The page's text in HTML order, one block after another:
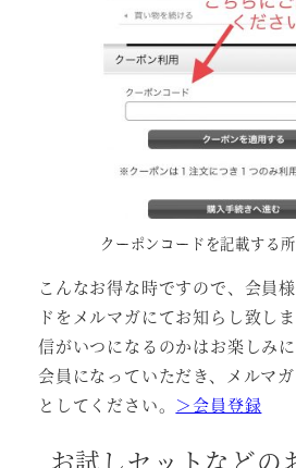
クーポンコードを記載する所
こんなお得な時ですので、会員
ドをメルマガにてお知らし致し
信がいつになるのかはお楽しみ
会員になっていただき、メルマ
としてください。 ＞会員登録
お試しセットなどの